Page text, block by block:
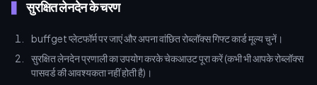
सुरक्षित लेनदेन के चरण
buffget प्लेटफॉर्म पर जाएं और अपना वांछित रोब्लॉक्स गिफ्ट कार्ड मूल्य चुनें।
सुरक्षित लेनदेन प्रणाली का उपयोग करके चेकआउट पूरा करें (कभी भी आपके रोब्लॉक्स
पासवर्ड की आवश्यकता नहीं होती है)।